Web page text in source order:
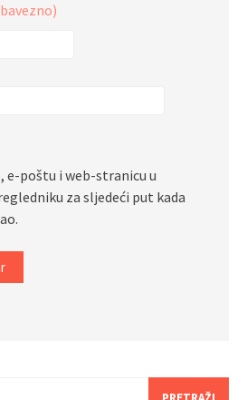
e-poštu i web-stranicu u
za sljedeći put kada